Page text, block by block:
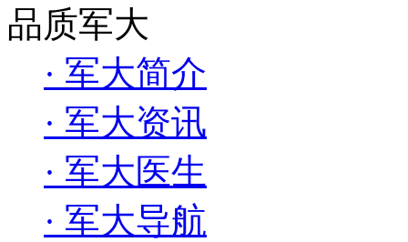
品质军大
· 军大简介
· 军大资讯
· 军大医生
· 军大导航